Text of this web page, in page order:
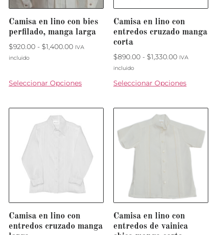
Camisa en lino con bies
perfilado, manga larga
$920.00 - $1,400.00 IVA
incluido
Seleccionar Opciones
Camisa en lino con
entredos cruzado manga
corta
$890.00 - $1,330.00 IVA
incluido
Seleccionar Opciones
Camisa en lino con
entredos cruzado manga
Camisa en lino con
entredos de vainica